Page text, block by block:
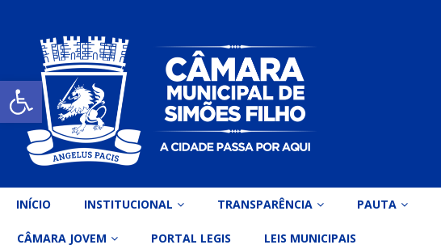
Open toolbar
INÍCIO INSTITUCIONAL TRANSPARÊNCIA PAUTA
CÂMARA JOVEM PORTAL LEGIS LEIS MUNICIPAIS